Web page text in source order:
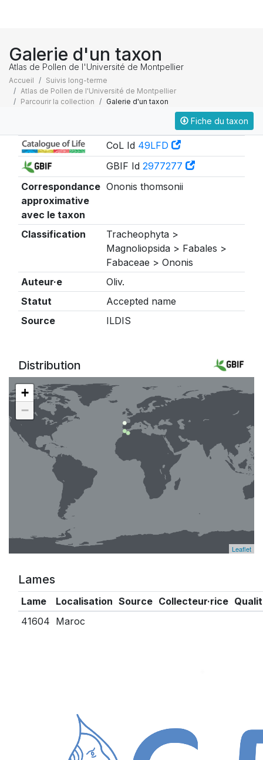
Galerie d'un taxon
Atlas de Pollen de l'Université de Montpellier
Accueil
Suivis long-terme
Atlas de Pollen de l'Université de Montpellier
Parcourir la collection
Galerie d'un taxon
Fiche du taxon
CoL Id 49LFD
GBIF Id 2977277
Correspondance
approximative
avec le taxon
Ononis thomsonii
Classification
Tracheophyta >
Magnoliopsida > Fabales >
Fabaceae > Ononis
Auteur·e
Oliv.
Statut
Accepted name
Source
ILDIS
Distribution
+
−
Leaflet
Lames
Lame Localisation Source Collecteur·rice
41604 Maroc